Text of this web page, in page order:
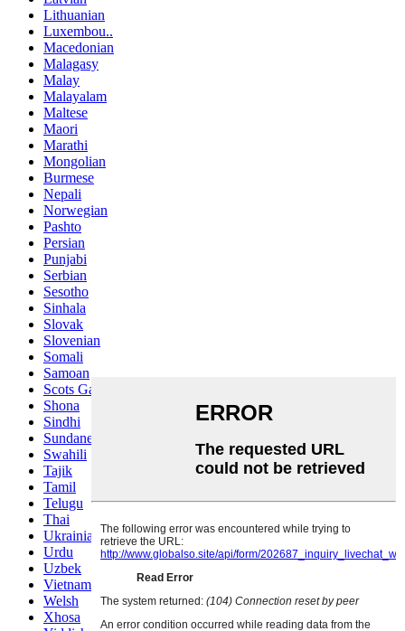
Lithuanian
Luxembou..
Macedonian
Malagasy
Malay
Malayalam
Maltese
Maori
Marathi
Mongolian
Burmese
Nepali
Norwegian
Pashto
Persian
Punjabi
Serbian
Sesotho
Sinhala
Slovak
Slovenian
Somali
Samoan
Scots Gaelic
Shona
Sindhi
Sundanese
Swahili
Tajik
Tamil
Telugu
Thai
Ukrainian
Urdu
Uzbek
Vietnamese
Welsh
Xhosa